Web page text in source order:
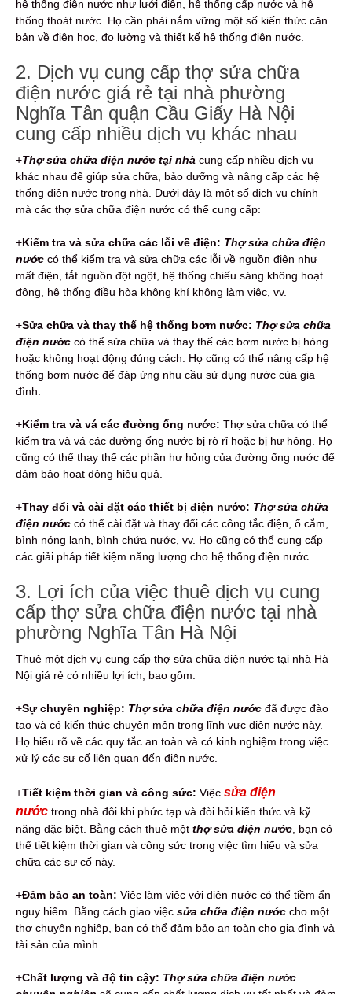
hệ thống điện nước như lưới điện, hệ thống cấp nước và hệ
thống thoát nước. Họ cần phải nắm vững một số kiến thức căn
bản về điện học, đo lường và thiết kế hệ thống điện nước.
2. Dịch vụ cung cấp thợ sửa chữa
điện nước giá rẻ tại nhà phường
Nghĩa Tân quận Cầu Giấy Hà Nội
cung cấp nhiều dịch vụ khác nhau
+Thợ sửa chữa điện nước tại nhà cung cấp nhiều dịch vụ
khác nhau để giúp sửa chữa, bảo dưỡng và nâng cấp các hệ
thống điện nước trong nhà. Dưới đây là một số dịch vụ chính
mà các thợ sửa chữa điện nước có thể cung cấp:
+Kiểm tra và sửa chữa các lỗi về điện: Thợ sửa chữa điện
nước có thể kiểm tra và sửa chữa các lỗi về nguồn điện như
mất điện, tắt nguồn đột ngột, hệ thống chiếu sáng không hoạt
động, hệ thống điều hòa không khí không làm việc, vv.
+Sửa chữa và thay thế hệ thống bơm nước: Thợ sửa chữa
điện nước có thể sửa chữa và thay thế các bơm nước bị hỏng
hoặc không hoạt động đúng cách. Họ cũng có thể nâng cấp hệ
thống bơm nước để đáp ứng nhu cầu sử dụng nước của gia
đình.
+Kiểm tra và vá các đường ống nước: Thợ sửa chữa có thể
kiểm tra và vá các đường ống nước bị rò rỉ hoặc bị hư hỏng. Họ
cũng có thể thay thế các phần hư hỏng của đường ống nước để
đảm bảo hoạt động hiệu quả.
+Thay đổi và cài đặt các thiết bị điện nước: Thợ sửa chữa
điện nước có thể cài đặt và thay đổi các công tắc điện, ổ cắm,
bình nóng lạnh, bình chứa nước, vv. Họ cũng có thể cung cấp
các giải pháp tiết kiệm năng lượng cho hệ thống điện nước.
3. Lợi ích của việc thuê dịch vụ cung
cấp thợ sửa chữa điện nước tại nhà
phường Nghĩa Tân Hà Nội
Thuê một dịch vụ cung cấp thợ sửa chữa điện nước tại nhà Hà
Nội giá rẻ có nhiều lợi ích, bao gồm:
+Sự chuyên nghiệp: Thợ sửa chữa điện nước đã được đào
tạo và có kiến thức chuyên môn trong lĩnh vực điện nước này.
Họ hiểu rõ về các quy tắc an toàn và có kinh nghiệm trong việc
xử lý các sự cố liên quan đến điện nước.
+Tiết kiệm thời gian và công sức: Việc sửa điện
nước trong nhà đôi khi phức tạp và đòi hỏi kiến thức và kỹ
năng đặc biệt. Bằng cách thuê một thợ sửa điện nước , bạn có
thể tiết kiệm thời gian và công sức trong việc tìm hiểu và sửa
chữa các sự cố này.
+Đảm bảo an toàn: Việc làm việc với điện nước có thể tiềm ẩn
nguy hiểm. Bằng cách giao việc sửa chữa điện nước cho một
thợ chuyên nghiệp, bạn có thể đảm bảo an toàn cho gia đình và
tài sản của mình.
+Chất lượng và độ tin cậy: Thợ sửa chữa điện nước